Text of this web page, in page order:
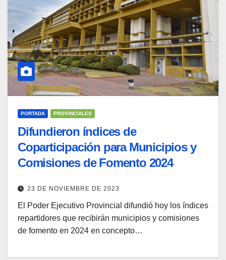
PORTADA PROVINCIALES
Difundieron índices de
Coparticipación para Municipios y
Comisiones de Fomento 2024
23 DE NOVIEMBRE DE 2023
El Poder Ejecutivo Provincial difundió hoy los índices
repartidores que recibirán municipios y comisiones
de fomento en 2024 en concepto…